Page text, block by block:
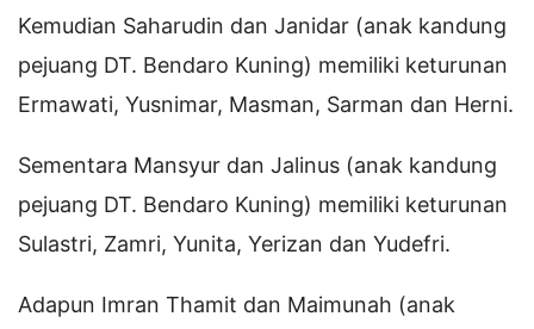
Kemudian Saharudin dan Janidar (anak kandung
pejuang DT. Bendaro Kuning) memiliki keturunan
Ermawati, Yusnimar, Masman, Sarman dan Herni.
Sementara Mansyur dan Jalinus (anak kandung
pejuang DT. Bendaro Kuning) memiliki keturunan
Sulastri, Zamri, Yunita, Yerizan dan Yudefri.
Adapun Imran Thamit dan Maimunah (anak